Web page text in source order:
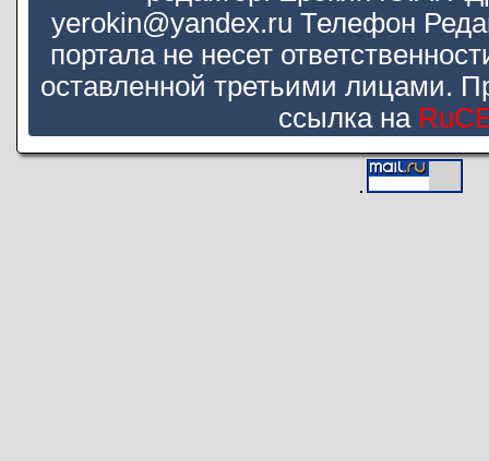
yerokin@yandex.ru Телефон
портала не несет
оставленной третьими лицами.
ссылка на